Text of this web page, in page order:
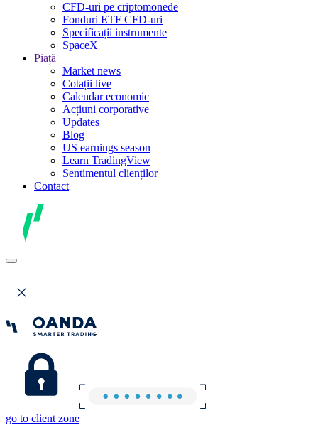
CFD-uri pe criptomonede
Fonduri ETF CFD-uri
Specificații instrumente
SpaceX
Piață
Market news
Cotații live
Calendar economic
Acțiuni corporative
Updates
Blog
US earnings season
Learn TradingView
Sentimentul clienților
Contact
go to client zone